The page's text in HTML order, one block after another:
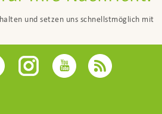
und setzen uns schnellstmöglich mit